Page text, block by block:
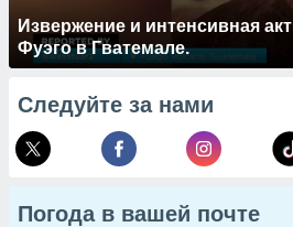
Извержение и интенсивная
Фуэго в Гватемале.
Следуйте за нами
Погода в вашей почте